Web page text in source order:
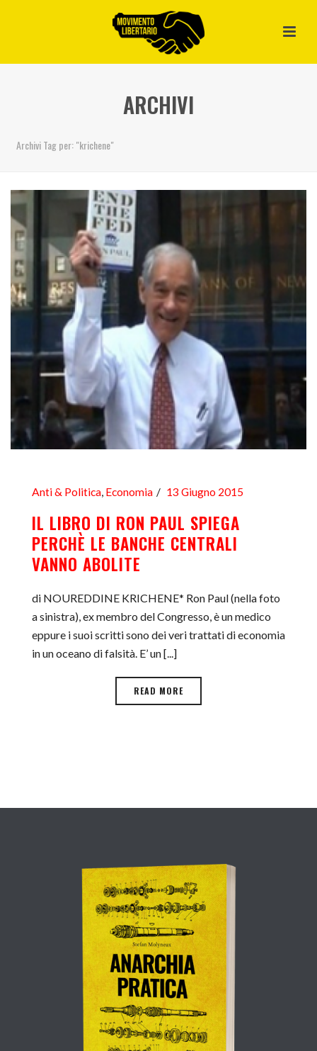
ARCHIVI
Archivi Tag per: "krichene"
Anti & Politica, Economia 13 Giugno 2015
IL LIBRO DI RON PAUL SPIEGA
PERCHÈ LE BANCHE CENTRALI
VANNO ABOLITE
di NOUREDDINE KRICHENE* Ron Paul (nella foto
a sinistra), ex membro del Congresso, è un medico
eppure i suoi scritti sono dei veri trattati di economia
in un oceano di falsità. E’ un [...]
READ MORE